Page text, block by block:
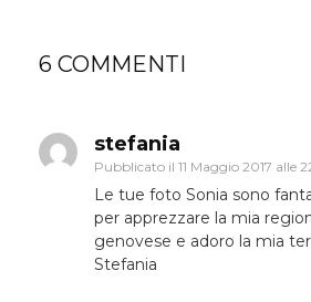
6 COMMENTI
stefania
Pubblicato il 11 Maggio 2017 alle
Le tue foto Sonia sono
per apprezzare la mia
genovese e adoro la mia
Stefania